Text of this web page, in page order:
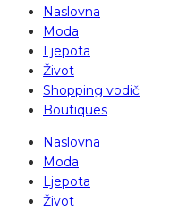
Naslovna
Moda
Ljepota
Život
Shopping vodič
Boutiques
Naslovna
Moda
Ljepota
Život